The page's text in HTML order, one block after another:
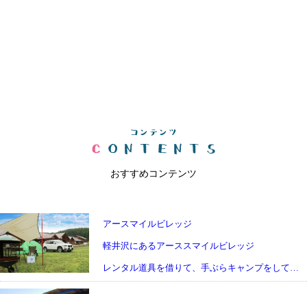
おすすめコンテンツ
アースマイルビレッジ
軽井沢にあるアーススマイルビレッジ
レンタル道具を借りて、手ぶらキャンプをしてみました